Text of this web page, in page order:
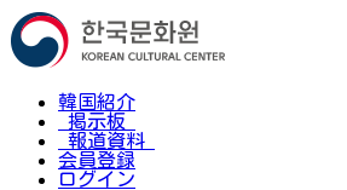
韓国紹介
掲示板
報道資料
会員登録
ログイン